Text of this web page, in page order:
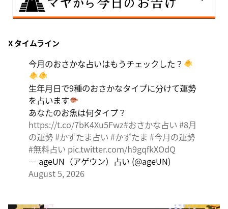
曖昧な気持ちで人と付き合うことはタブーとされる日。
です。
X タイムライン
今月のおさかな占いはもうチェックした？
生年月日で9種のおさかなタイプに分けて運勢
を占います
あなたのお魚は何タイプ？
https://t.co/7bK4Xu5Fwz#おさかな占い #8月
の運勢#かずたま占い #かずたま #今月の運勢
#無料占い pic.twitter.com/h9gqfkXOdQ
— ageUN（アゲウン）占い (@ageUN)
August 5, 2026